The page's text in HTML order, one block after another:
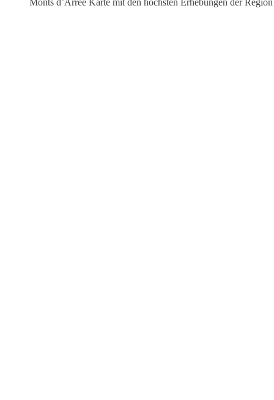
Monts d’Arrée Karte mit den höchsten Erhebungen der